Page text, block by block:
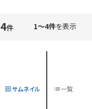
4件 1～4件を表示
サムネイル 一覧